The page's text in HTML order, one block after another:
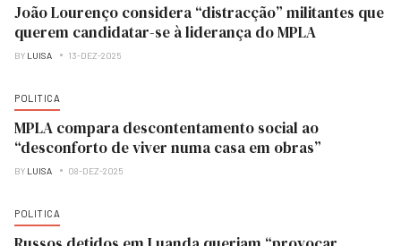
João Lourenço considera “distracção” militantes que
querem candidatar-se à liderança do MPLA
BY LUISA 13-DEZ-2025
POLITICA
MPLA compara descontentamento social ao
“desconforto de viver numa casa em obras”
BY LUISA 08-DEZ-2025
POLITICA